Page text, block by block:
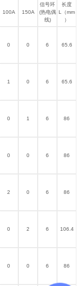
100A 150A
信号环
(热电偶
线)
长度
L（mm
）
0 0 6 65.6
1 0 6 65.6
0 1 6 86
0 0 6 86
2 0 6 86
0 2 6 106.4
0 0 6 86